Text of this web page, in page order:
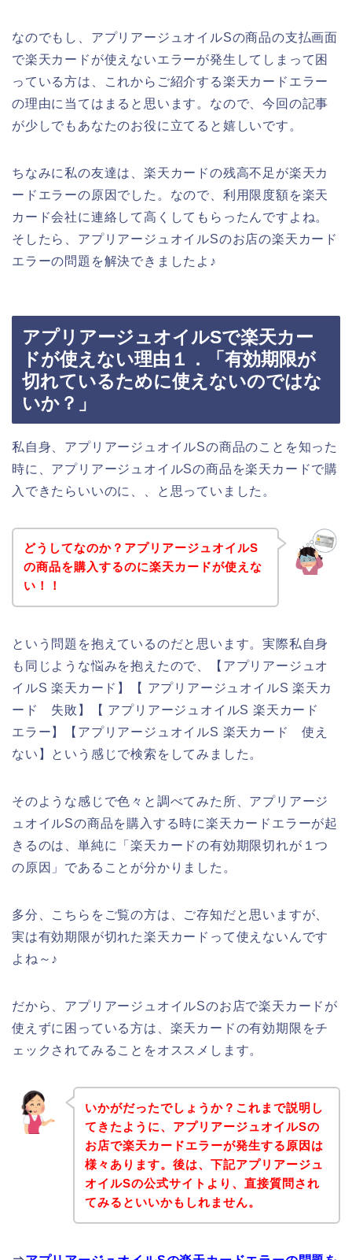
なのでもし、アプリアージュオイルSの商品の支払画面
で楽天カードが使えないエラーが発生してしまって困
っている方は、これからご紹介する楽天カードエラー
の理由に当てはまると思います。なので、今回の記事
が少しでもあなたのお役に立てると嬉しいです。
ちなみに私の友達は、楽天カードの残高不足が楽天カ
ードエラーの原因でした。なので、利用限度額を楽天
カード会社に連絡して高くしてもらったんですよね。
そしたら、アプリアージュオイルSのお店の楽天カード
エラーの問題を解決できましたよ♪
アプリアージュオイルSで楽天カー
ドが使えない理由１．「有効期限が
切れているために使えないのではな
いか？」
私自身、アプリアージュオイルSの商品のことを知った
時に、アプリアージュオイルSの商品を楽天カードで購
入できたらいいのに、、と思っていました。
どうしてなのか？アプリアージュオイルS
の商品を購入するのに楽天カードが使えな
い！！
という問題を抱えているのだと思います。実際私自身
も同じような悩みを抱えたので、【アプリアージュオ
イルS 楽天カード】【 アプリアージュオイルS 楽天カ
ード 失敗】【 アプリアージュオイルS 楽天カード
エラー】【アプリアージュオイルS 楽天カード 使え
ない】という感じで検索をしてみました。
そのような感じで色々と調べてみた所、アプリアージ
ュオイルSの商品を購入する時に楽天カードエラーが起
きるのは、単純に「楽天カードの有効期限切れが１つ
の原因」であることが分かりました。
多分、こちらをご覧の方は、ご存知だと思いますが、
実は有効期限が切れた楽天カードって使えないんです
よね～♪
だから、アプリアージュオイルSのお店で楽天カードが
使えずに困っている方は、楽天カードの有効期限をチ
ェックされてみることをオススメします。
いかがだったでしょうか？これまで説明し
てきたように、アプリアージュオイルSの
お店で楽天カードエラーが発生する原因は
様々あります。後は、下記アプリアージュ
オイルSの公式サイトより、直接質問され
てみるといいかもしれません。